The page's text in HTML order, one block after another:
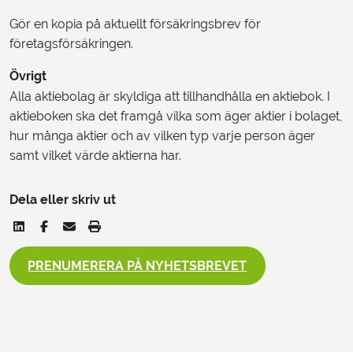
Gör en kopia på aktuellt försäkringsbrev för
företagsförsäkringen.
Övrigt
Alla aktiebolag är skyldiga att tillhandhålla en aktiebok. I
aktieboken ska det framgå vilka som äger aktier i bolaget,
hur många aktier och av vilken typ varje person äger
samt vilket värde aktierna har.
Dela eller skriv ut
PRENUMERERA PÅ NYHETSBREVET